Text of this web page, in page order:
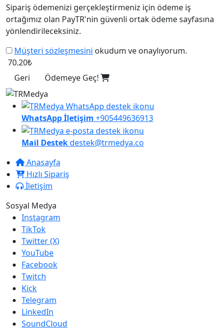
Sipariş ödemenizi gerçekleştirmeniz için ödeme iş
ortağımız olan PayTR'nin güvenli ortak ödeme sayfasına
yönlendirileceksiniz.
Müşteri sözleşmesini okudum ve onaylıyorum.
70.20₺
Geri
Ödemeye Geç!
WhatsApp İletişim +905449636913
Mail Destekdestek@trmedya.co
Anasayfa
Hızlı Sipariş
İletişim
Sosyal Medya
Instagram
TikTok
Twitter (X)
YouTube
Facebook
Twitch
Kick
Telegram
LinkedIn
SoundCloud